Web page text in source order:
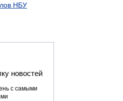
НБУ
новостей
с самыми